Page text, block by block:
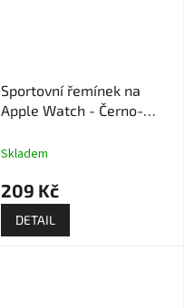
Sportovní řemínek na
Apple Watch - Černo-
Skladem
209 Kč
DETAIL